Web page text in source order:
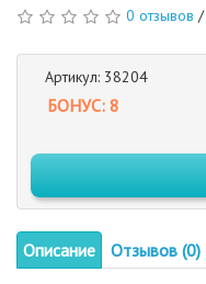
0 отзывов /
Артикул: 38204
БОНУС: 8
Описание Отзывов (0)